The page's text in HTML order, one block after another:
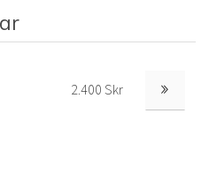
2.400 Skr